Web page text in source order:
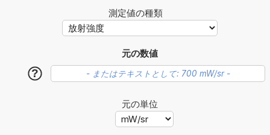
測定値の種類
元の数値
?
元の単位